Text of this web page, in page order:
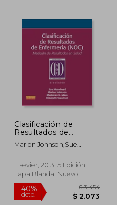
dcto.
Clasificación de
Resultados de
Enfermería (Noc)
Marion Johnson,Sue
Elsevier, 2013, 5 Edición,
Tapa Blanda, Nuevo